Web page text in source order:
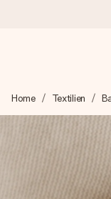
Wir bereiten dein
blitzschnell –
überreichen
4,8
Home Textilien